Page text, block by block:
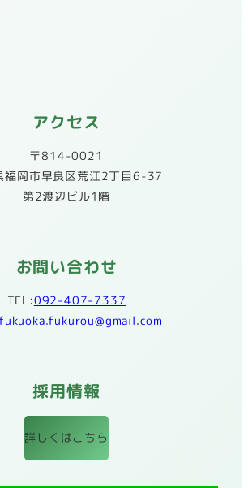
アクセス
〒814-0021
福岡市早良区荒江2丁目6-37
第2渡辺ビル1階
お問い合わせ
TEL:092-407-7337
採用情報
詳しくはこちら